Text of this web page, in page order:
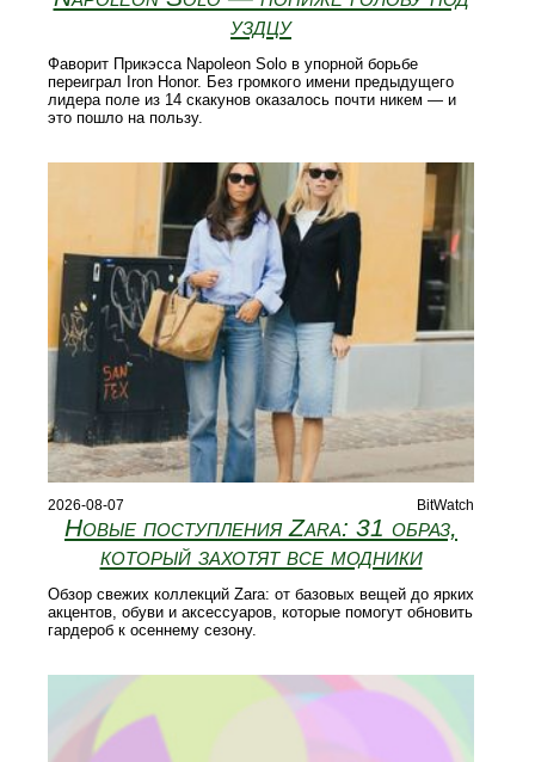
уздцу
Фаворит Прикэсса Napoleon Solo в упорной борьбе
переиграл Iron Honor. Без громкого имени предыдущего
лидера поле из 14 скакунов оказалось почти никем — и
это пошло на пользу.
2026-08-07 BitWatch
Новые поступления Zara: 31 образ,
который захотят все модники
Обзор свежих коллекций Zara: от базовых вещей до ярких
акцентов, обуви и аксессуаров, которые помогут обновить
гардероб к осеннему сезону.